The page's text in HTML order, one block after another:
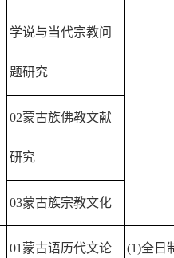
学说与当代宗教问
题研究
02蒙古族佛教文献
研究
03蒙古族宗教文化
01 蒙古语历代文论 (1)全日